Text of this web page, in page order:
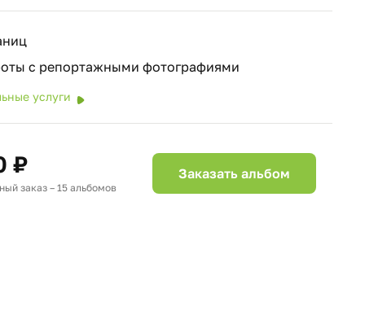
с репортажными фотографиями
услуги
₽
заказ – 15 альбомов
Заказать альбом